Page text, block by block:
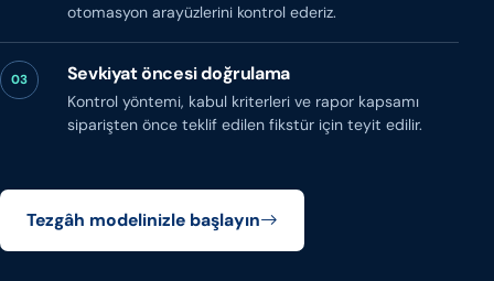
otomasyon arayüzlerini kontrol ederiz.
03 Sevkiyat öncesi doğrulama
Kontrol yöntemi, kabul kriterleri ve rapor kapsamı
siparişten önce teklif edilen fikstür için teyit edilir.
Tezgâh modelinizle başlayın